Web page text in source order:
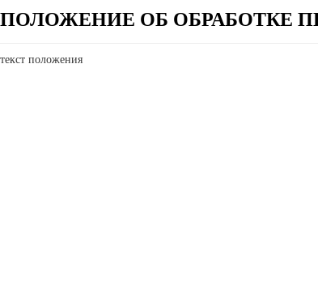
ПОЛОЖЕНИЕ ОБ ОБРАБОТКЕ
текст положения